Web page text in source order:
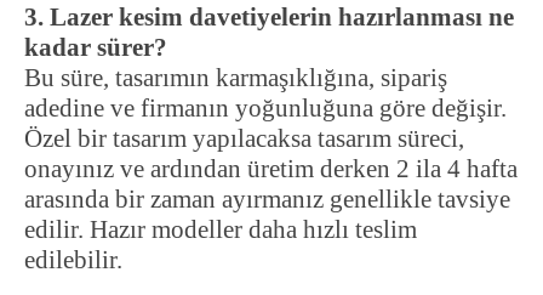
3. Lazer kesim davetiyelerin hazırlanması ne
kadar sürer?
Bu süre, tasarımın karmaşıklığına, sipariş
adedine ve firmanın yoğunluğuna göre değişir.
Özel bir tasarım yapılacaksa tasarım süreci,
onayınız ve ardından üretim derken 2 ila 4 hafta
arasında bir zaman ayırmanız genellikle tavsiye
edilir. Hazır modeller daha hızlı teslim
edilebilir.